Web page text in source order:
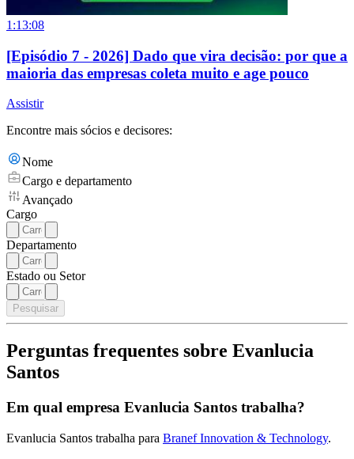
1:13:08
[Episódio 7 - 2026] Dado que vira decisão: por que a
maioria das empresas coleta muito e age pouco
Assistir
Encontre mais sócios e decisores:
Nome
Cargo e departamento
Avançado
Cargo
Departamento
Estado ou Setor
Pesquisar
Perguntas frequentes sobre Evanlucia
Santos
Em qual empresa Evanlucia Santos trabalha?
Evanlucia Santos trabalha para Branef Innovation & Technology.